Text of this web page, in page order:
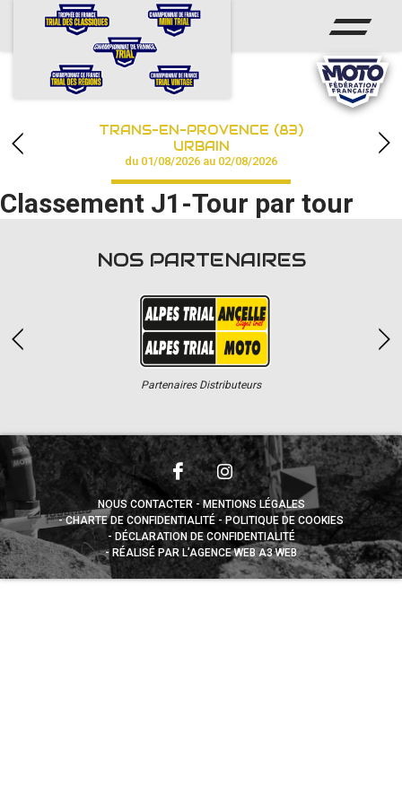
ACCUEIL
CALENDRIER
CHAMPIONNAT
RÉSULTATS
PHOTOS / VIDÉOS
PARTENAIRES
TRANS-EN-PROVENCE (83)
URBAIN
du 01/08/2026 au 02/08/2026
Classement J1-Tour par tour
NOS PARTENAIRES
Partenaires Distributeurs
NOUS CONTACTER
MENTIONS LÉGALES
CHARTE DE CONFIDENTIALITÉ
POLITIQUE DE COOKIES
DÉCLARATION DE CONFIDENTIALITÉ
RÉALISÉ PAR L’AGENCE WEB A3 WEB